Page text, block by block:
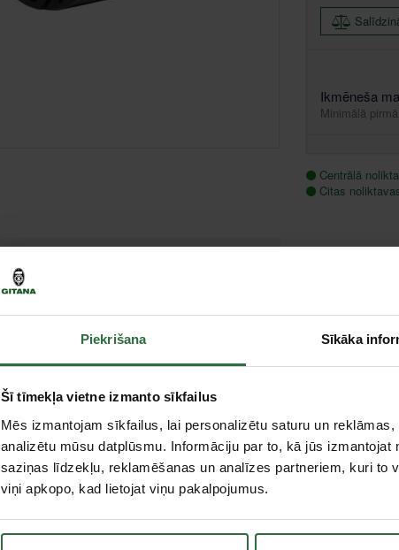
Piekrišana Sīkāka
Šī tīmekļa vietne izmanto sīkfailus
Mēs izmantojam sīkfailus, lai personalizētu saturu un
analizētu mūsu datplūsmu. Informāciju par to, kā jūs
saziņas līdzekļu, reklamēšanas un analīzes partneriem, kuri to
viņi apkopo, kad lietojat viņu pakalpojumus.
Ikmēneša
Minimālā
Centrālā
Citas